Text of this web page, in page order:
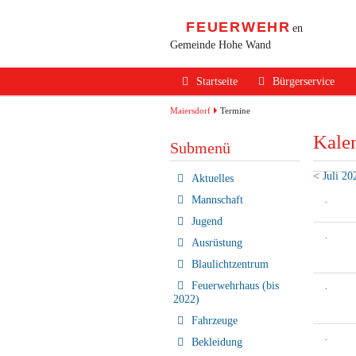
FEUERWEHR en
Gemeinde Hohe Wand
überspringen
Startseite Bürgerservice
Verhalten im
Verkehrsunfälle
Rechtliches
Maiersdorf Termine
< Juli
Submenü
Navigation
Aktuelles
Mannschaft
Jugend
Ausrüstung
Blaulichtzentrum
Feuerwehrhaus (bis
2022)
Fahrzeuge
Bekleidung